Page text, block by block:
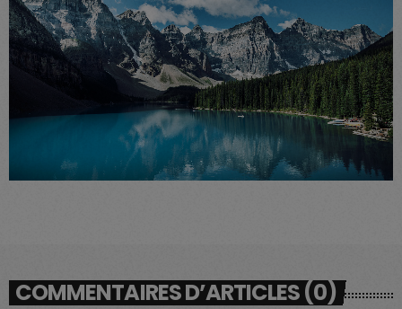
COMMENTAIRES D’ARTICLES (0)